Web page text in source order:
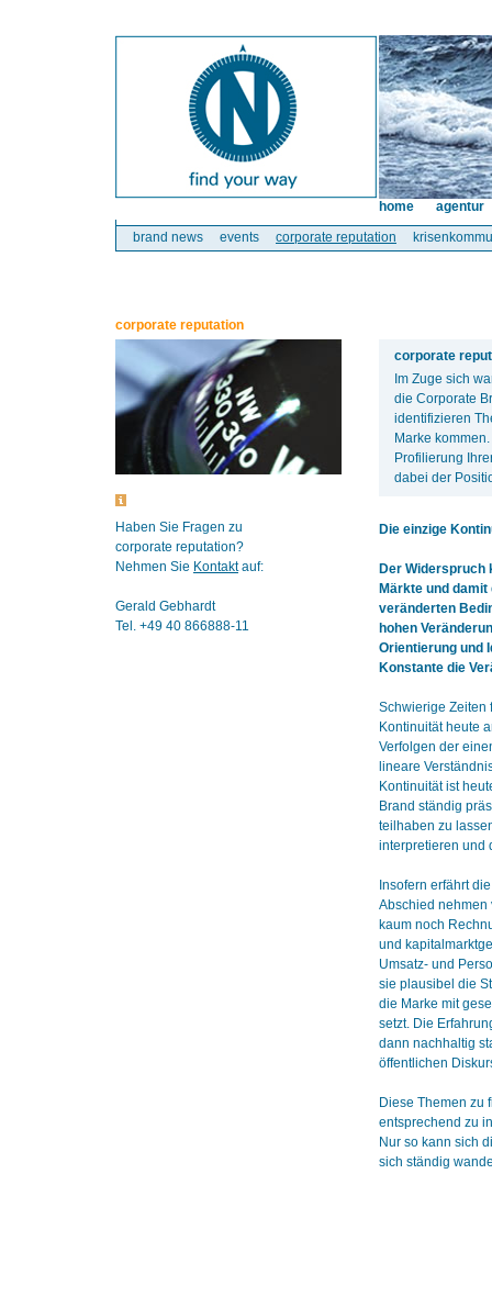
brand news events corporate reputation
home agentur
corporate reputation
Haben Sie Fragen zu
corporate reputation?
Nehmen Sie Kontaktauf:
Gerald Gebhardt
Tel. +49 40 866888-11
corporate
Im Zuge sich
die Corporate
identifizieren
Marke
Profilierung
dabei der
Die einzige
Der Widerspruch
Märkte und
veränderten
hohen
Orientierung und
Konstante die
Schwierige Zeiten
Kontinuität heute
Verfolgen der
lineare
Kontinuität ist
Brand ständig
teilhaben zu
interpretieren und
Insofern erfährt
Abschied nehmen
kaum noch
und
Umsatz- und
sie plausibel die
die Marke mit
setzt. Die
dann nachhaltig
öffentlichen
Diese Themen zu
entsprechend zu
Nur so kann sich
sich ständig